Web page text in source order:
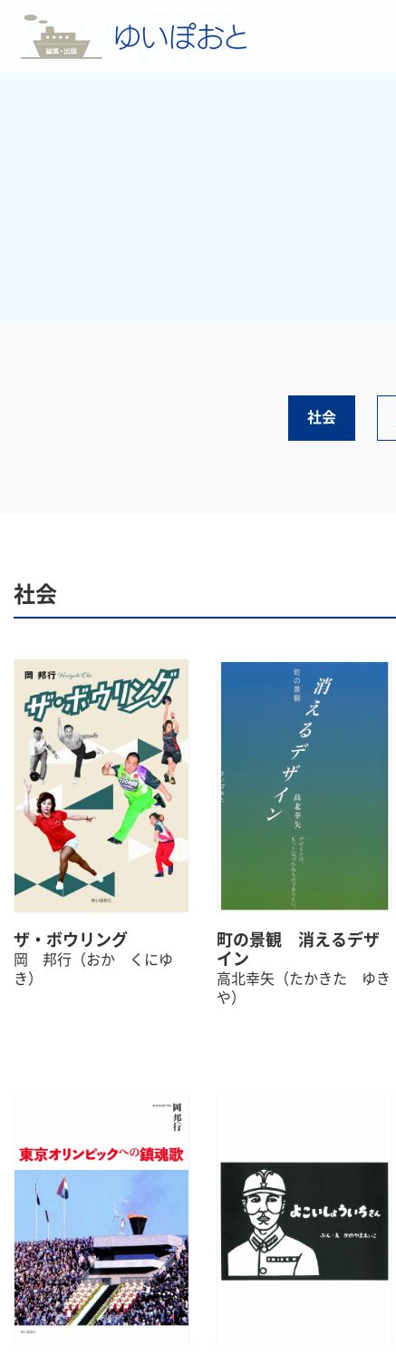
社会
社会
ザ・ボウリング
岡 邦行（おか くにゆ
き）
町の景観 消えるデザ
イン
高北幸矢（たかきた ゆき
や）